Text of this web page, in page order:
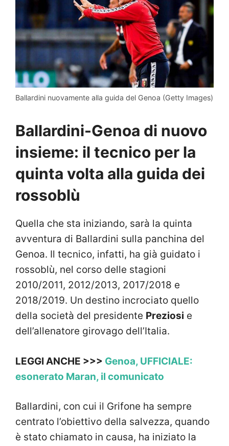
Ballardini nuovamente alla guida del Genoa (Getty Images)
Ballardini-Genoa di nuovo
insieme: il tecnico per la
quinta volta alla guida dei
rossoblù
Quella che sta iniziando, sarà la quinta
avventura di Ballardini sulla panchina del
Genoa. Il tecnico, infatti, ha già guidato i
rossoblù, nel corso delle stagioni
2010/2011, 2012/2013, 2017/2018 e
2018/2019. Un destino incrociato quello
della società del presidente Preziosi e
dell’allenatore girovago dell’Italia.
LEGGI ANCHE >>> Genoa, UFFICIALE:
esonerato Maran, il comunicato
Ballardini, con cui il Grifone ha sempre
centrato l’obiettivo della salvezza, quando
è stato chiamato in causa, ha iniziato la